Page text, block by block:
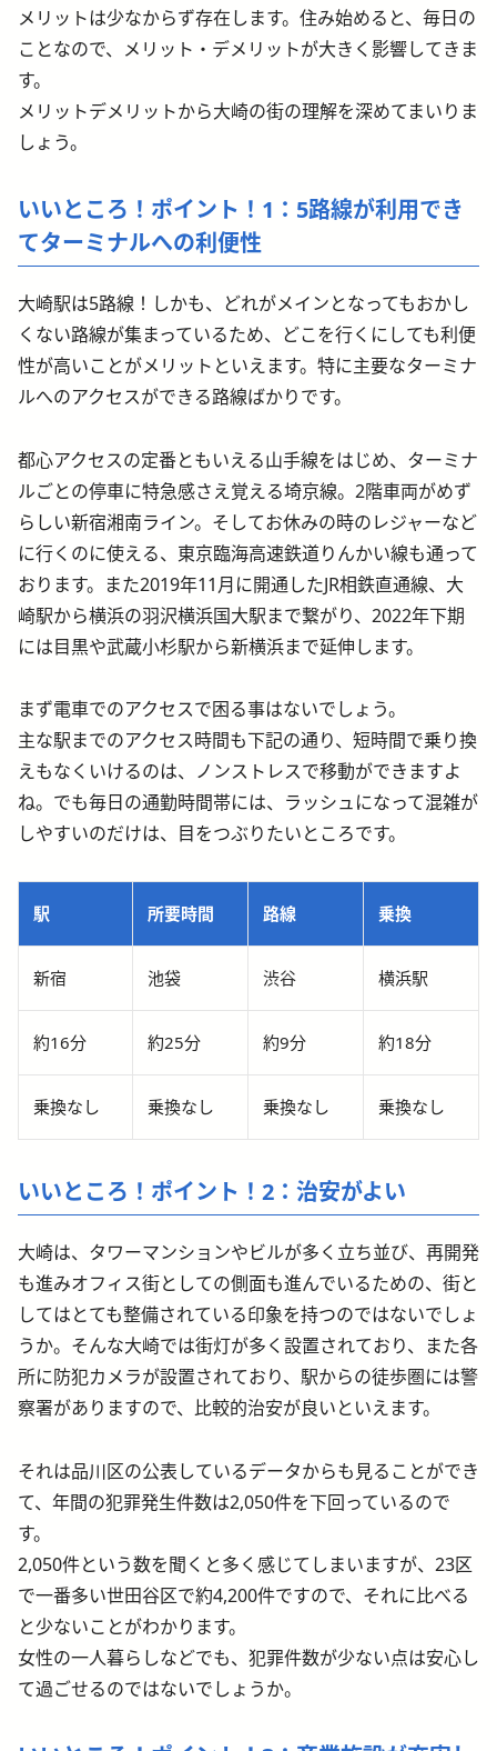
メリットは少なからず存在します。住み始めると、毎日の
ことなので、メリット・デメリットが大きく影響してきま
す。
メリットデメリットから大崎の街の理解を深めてまいりま
しょう。
いいところ！ポイント！1：5路線が利用でき
てターミナルへの利便性
大崎駅は5路線！しかも、どれがメインとなってもおかし
くない路線が集まっているため、どこを行くにしても利便
性が高いことがメリットといえます。特に主要なターミナ
ルへのアクセスができる路線ばかりです。
都心アクセスの定番ともいえる山手線をはじめ、ターミナ
ルごとの停車に特急感さえ覚える埼京線。2階車両がめず
らしい新宿湘南ライン。そしてお休みの時のレジャーなど
に行くのに使える、東京臨海高速鉄道りんかい線も通って
おります。また2019年11月に開通したJR相鉄直通線、大
崎駅から横浜の羽沢横浜国大駅まで繋がり、2022年下期
には目黒や武蔵小杉駅から新横浜まで延伸します。
まず電車でのアクセスで困る事はないでしょう。
主な駅までのアクセス時間も下記の通り、短時間で乗り換
えもなくいけるのは、ノンストレスで移動ができますよ
ね。でも毎日の通勤時間帯には、ラッシュになって混雑が
しやすいのだけは、目をつぶりたいところです。
駅 所要時間 路線 乗換
新宿 池袋 渋谷 横浜駅
約16分 約25分 約9分 約18分
乗換なし 乗換なし 乗換なし 乗換なし
いいところ！ポイント！2：治安がよい
大崎は、タワーマンションやビルが多く立ち並び、再開発
も進みオフィス街としての側面も進んでいるための、街と
してはとても整備されている印象を持つのではないでしょ
うか。そんな大崎では街灯が多く設置されており、また各
所に防犯カメラが設置されており、駅からの徒歩圏には警
察署がありますので、比較的治安が良いといえます。
それは品川区の公表しているデータからも見ることができ
て、年間の犯罪発生件数は2,050件を下回っているので
す。
2,050件という数を聞くと多く感じてしまいますが、23区
で一番多い世田谷区で約4,200件ですので、それに比べる
と少ないことがわかります。
女性の一人暮らしなどでも、犯罪件数が少ない点は安心し
て過ごせるのではないでしょうか。